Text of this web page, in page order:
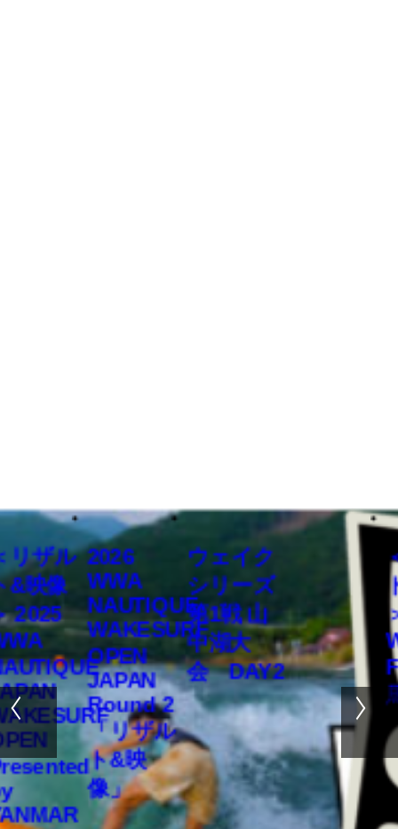
リザル
&映像
2025
2026
WWA
NAUTIQUE
WAKESURF
OPEN
JAPAN
Round 2
「リザル
ト&映
像」
ウェイク
シリーズ
第1戦 山
中湖大
会 DAY2